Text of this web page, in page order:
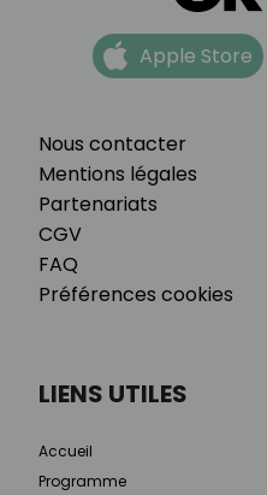
Nous contacter
Mentions légales
Partenariats
CGV
FAQ
Préférences cookies
Apple Store
LIENS UTILES
Accueil
Programme